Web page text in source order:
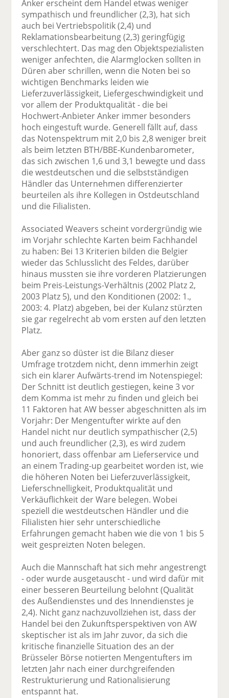
Anker erscheint dem Handel etwas weniger
sympathisch und freundlicher (2,3), hat sich
auch bei Vertriebspolitik (2,4) und
Reklamationsbearbeitung (2,3) geringfügig
verschlechtert. Das mag den Objektspezialisten
weniger anfechten, die Alarmglocken sollten in
Düren aber schrillen, wenn die Noten bei so
wichtigen Benchmarks leiden wie
Lieferzuverlässigkeit, Liefergeschwindigkeit und
vor allem der Produktqualität - die bei
Hochwert-Anbieter Anker immer besonders
hoch eingestuft wurde. Generell fällt auf, dass
das Notenspektrum mit 2,0 bis 2,8 weniger breit
als beim letzten BTH/BBE-Kundenbarometer,
das sich zwischen 1,6 und 3,1 bewegte und dass
die westdeutschen und die selbstständigen
Händler das Unternehmen differenzierter
beurteilen als ihre Kollegen in Ostdeutschland
und die Filialisten.
Associated Weavers scheint vordergründig wie
im Vorjahr schlechte Karten beim Fachhandel
zu haben: Bei 13 Kriterien bilden die Belgier
wieder das Schlusslicht des Feldes, darüber
hinaus mussten sie ihre vorderen Platzierungen
beim Preis-Leistungs-Verhältnis (2002 Platz 2,
2003 Platz 5), und den Konditionen (2002: 1.,
2003: 4. Platz) abgeben, bei der Kulanz stürzten
sie gar regelrecht ab vom ersten auf den letzten
Platz.
Aber ganz so düster ist die Bilanz dieser
Umfrage trotzdem nicht, denn immerhin zeigt
sich ein klarer Aufwärts-trend im Notenspiegel:
Der Schnitt ist deutlich gestiegen, keine 3 vor
dem Komma ist mehr zu finden und gleich bei
11 Faktoren hat AW besser abgeschnitten als im
Vorjahr: Der Mengentufter wirkte auf den
Handel nicht nur deutlich sympathischer (2,5)
und auch freundlicher (2,3), es wird zudem
honoriert, dass offenbar am Lieferservice und
an einem Trading-up gearbeitet worden ist, wie
die höheren Noten bei Lieferzuverlässigkeit,
Lieferschnelligkeit, Produktqualität und
Verkäuflichkeit der Ware belegen. Wobei
speziell die westdeutschen Händler und die
Filialisten hier sehr unterschiedliche
Erfahrungen gemacht haben wie die von 1 bis 5
weit gespreizten Noten belegen.
Auch die Mannschaft hat sich mehr angestrengt
- oder wurde ausgetauscht - und wird dafür mit
einer besseren Beurteilung belohnt (Qualität
des Außendienstes und des Innendienstes je
2,4). Nicht ganz nachzuvollziehen ist, dass der
Handel bei den Zukunftsperspektiven von AW
skeptischer ist als im Jahr zuvor, da sich die
kritische finanzielle Situation des an der
Brüsseler Börse notierten Mengentufters im
letzten Jahr nach einer durchgreifenden
Restrukturierung und Rationalisierung
entspannt hat.